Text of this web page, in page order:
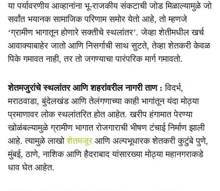
या पर्यावरणीय आव्हानांना भू-राजकीय संकटाची जोड मिळाल्यामुळे जो
सर्वांत भयानक सामाजिक परिणाम समोर येतो आहे, तो म्हणजे
‘ग्रामीण भागातून होणारे सक्तीचे स्थलांतर’. जेव्हा शेतीमधील खर्च
आवाक्याबाहेर जातो आणि निसर्गाची साथ सुटते, तेव्हा शेतकरी केवळ
पिके गमावत नाही, तर तो जगण्याचा पारंपरिक मार्ग गमावतो.
शेतमजुरांचे स्थलांतर आणि शहरांवरील नागरी ताण : विदर्भ,
मराठवाडा, बुंदेलखंड आणि तेलंगणाच्या काही भागांतून यंदा मोठ्या
प्रमाणावर लोक स्थलांतरित होत आहेत. खरीप हंगामात पेरण्या
खोळंबल्यामुळे ग्रामीण भागात रोजगाराची भीषण टंचाई निर्माण झाली
आहे. त्यामुळे लाखोशेतमजूर आणि अल्पभूधारक शेतकरी कुटुंबे पुणे,
मुंबई, ठाणे, नाशिक आणि हैदराबाद यांसारख्या मोठ्या महानगराकडे
धाव घेत आहेत.